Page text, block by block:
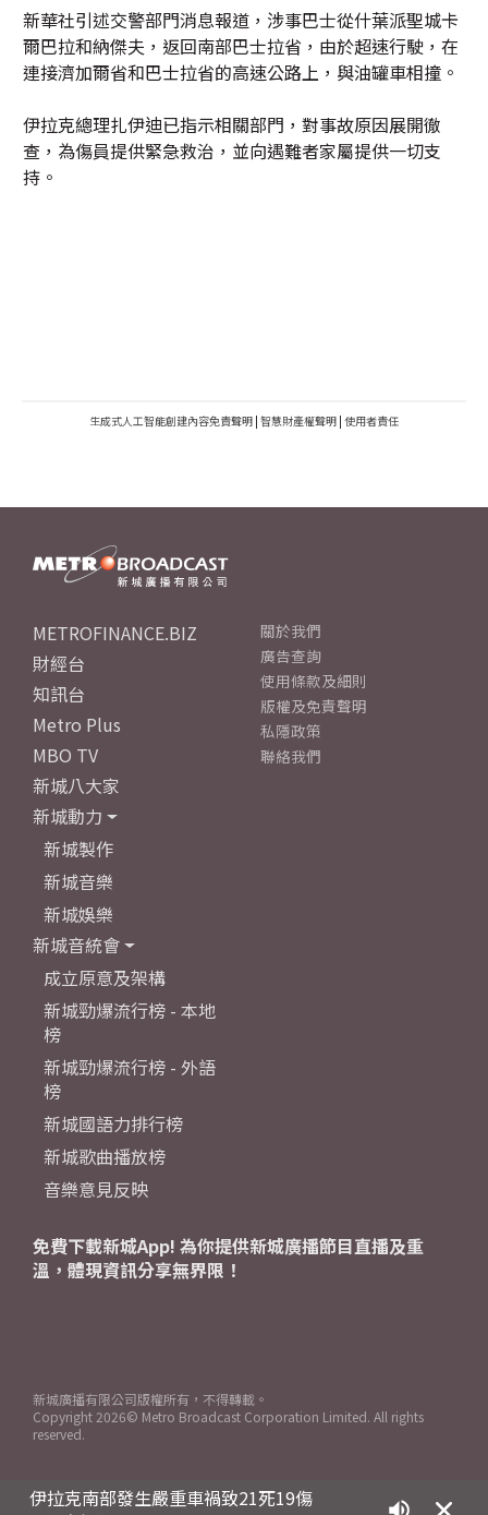
新華社引述交警部門消息報道，涉事巴士從什葉派聖城卡
爾巴拉和納傑夫，返回南部巴士拉省，由於超速行駛，在
連接濟加爾省和巴士拉省的高速公路上，與油罐車相撞。
伊拉克總理扎伊迪已指示相關部門，對事故原因展開徹
查，為傷員提供緊急救治，並向遇難者家屬提供一切支
持。
生成式人工智能創建內容免責聲明 | 智慧財產權聲明 | 使用者責任
伊拉克南部發生嚴重車禍致21死19傷
METROFINANCE.BIZ
財經台
知訊台
Metro Plus
MBO TV
新城八大家
新城動力
新城製作
新城音樂
新城娛樂
新城音統會
成立原意及架構
新城勁爆流行榜 - 本地
榜
新城勁爆流行榜 - 外語
榜
新城國語力排行榜
新城歌曲播放榜
音樂意見反映
關於我們
廣告查詢
使用條款及細則
版權及免責聲明
私隱政策
聯絡我們
免費下載新城App! 為你提供新城廣播節目直播及重
溫，體現資訊分享無界限！
新城廣播有限公司版權所有，不得轉載。
Copyright 2026© Metro Broadcast Corporation Limited. All rights
reserved.